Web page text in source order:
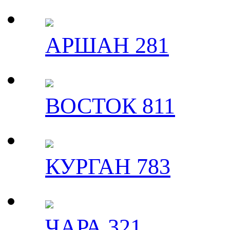
АРШАН 281
ВОСТОК 811
КУРГАН 783